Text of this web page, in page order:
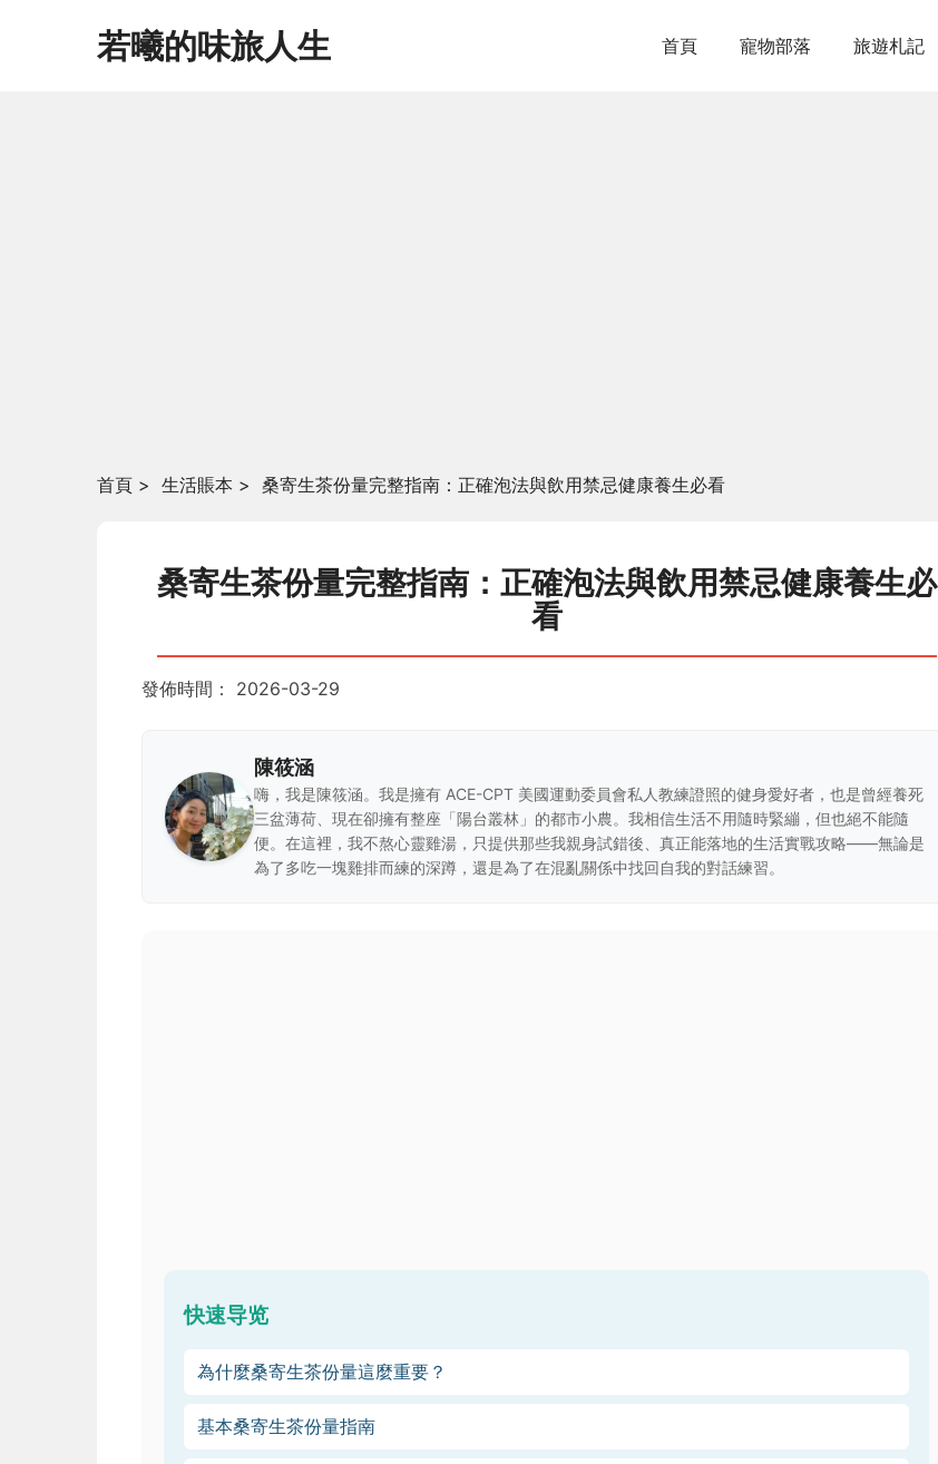
若曦的味旅人生 首頁 寵物部落 旅遊札記
首頁 > 生活賬本 > 桑寄生茶份量完整指南：正確泡法與飲用禁忌健康養生必看
桑寄生茶份量完整指南：正確泡法與飲用禁忌健康養生必
看
發佈時間： 2026-03-29
陳筱涵
嗨，我是陳筱涵。我是擁有 ACE-CPT 美國運動委員會私人教練證照的健身愛好者，也是曾經養死
三盆薄荷、現在卻擁有整座「陽台叢林」的都市小農。我相信生活不用隨時緊繃，但也絕不能隨
便。在這裡，我不熬心靈雞湯，只提供那些我親身試錯後、真正能落地的生活實戰攻略——無論是
為了多吃一塊雞排而練的深蹲，還是為了在混亂關係中找回自我的對話練習。
快速导览
為什麼桑寄生茶份量這麼重要？
基本桑寄生茶份量指南